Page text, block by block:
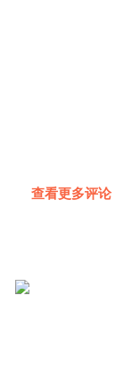
查看更多评论